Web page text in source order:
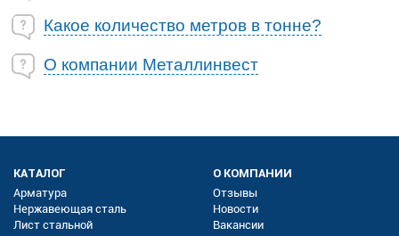
Какое количество метров в тонне?
О компании Металлинвест
КАТАЛОГ
Арматура
Нержавеющая сталь
Лист стальной
О КОМПАНИИ
Отзывы
Новости
Вакансии